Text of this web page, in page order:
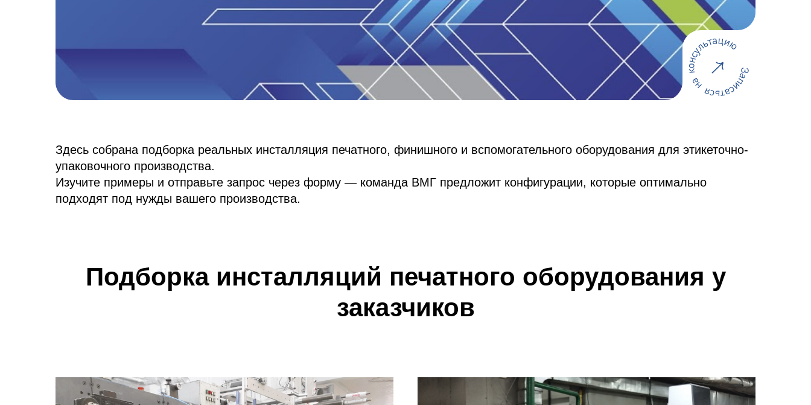
Здесь собрана подборка реальных инсталляция печатного, финишного и вспомогательного оборудования для этикеточно-
упаковочного производства.
Изучите примеры и отправьте запрос через форму — команда ВМГ предложит конфигурации, которые оптимально
подходят под нужды вашего производства.
Подборка инсталляций печатного оборудования у
заказчиков